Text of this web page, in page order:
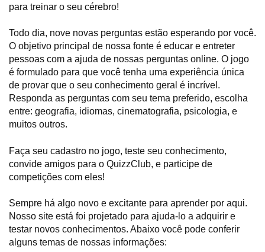
para treinar o seu cérebro!
Todo dia, nove novas perguntas estão esperando por você.
O objetivo principal de nossa fonte é educar e entreter
pessoas com a ajuda de nossas perguntas online. O jogo
é formulado para que você tenha uma experiência única
de provar que o seu conhecimento geral é incrível.
Responda as perguntas com seu tema preferido, escolha
entre: geografia, idiomas, cinematografia, psicologia, e
muitos outros.
Faça seu cadastro no jogo, teste seu conhecimento,
convide amigos para o QuizzClub, e participe de
competições com eles!
Sempre há algo novo e excitante para aprender por aqui.
Nosso site está foi projetado para ajuda-lo a adquirir e
testar novos conhecimentos. Abaixo você pode conferir
alguns temas de nossas informações: